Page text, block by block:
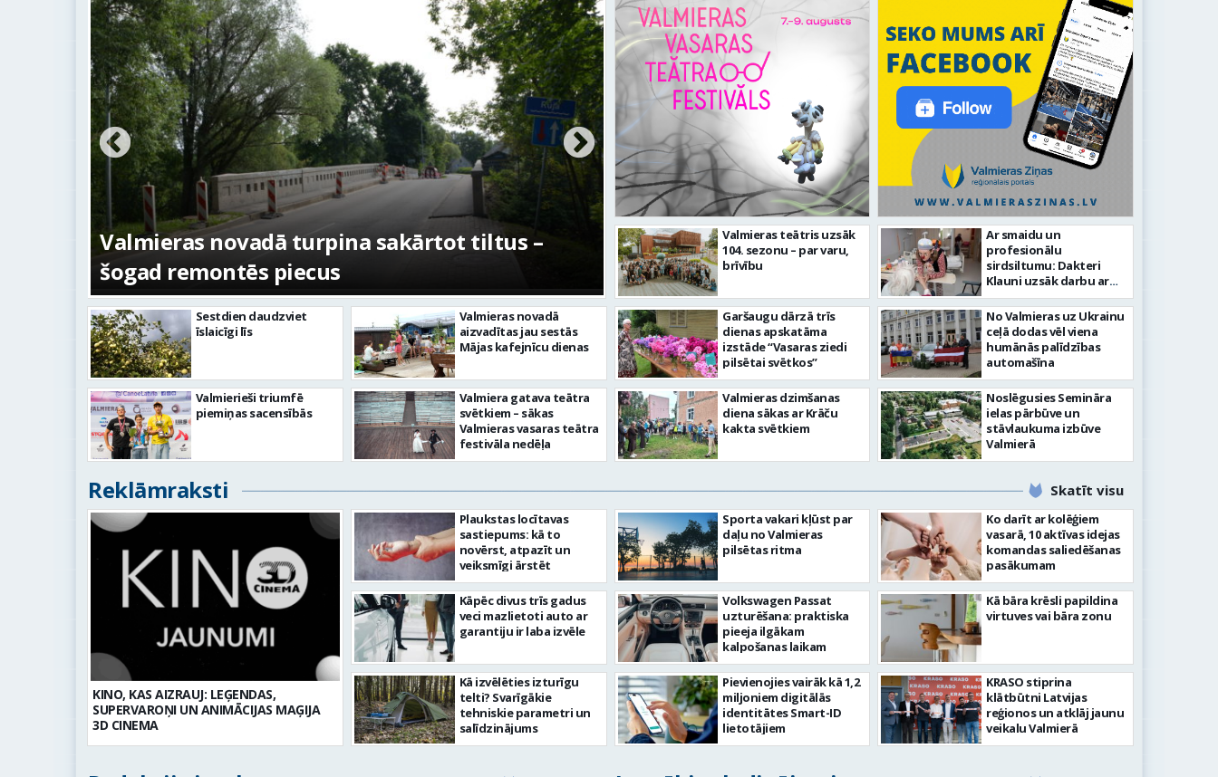
Valmieras novadā turpina sakārtot tiltus –
šogad remontēs piecus
No pagaidu teātra līdz laikmetīgās kultūras
centram – kā attīstīsies “Kurtuve”
Sestdien daudzviet
īslaicīgi līs
Valmierieši triumfē
piemiņas sacensībās
Valmieras novadā
aizvadītas jau sestās
Mājas kafejnīcu dienas
Valmiera gatava teātra
svētkiem – sākas
Valmieras vasaras teātra
festivāla nedēļa
Valmieras teātris uzsāk
104. sezonu – par varu,
brīvību
Garšaugu dārzā trīs
dienas apskatāma
izstāde “Vasaras ziedi
pilsētai svētkos”
Valmieras dzimšanas
diena sākas ar Krāču
kakta svētkiem
Ar smaidu un
profesionālu
sirdsiltumu: Dakteri
Klauni uzsāk darbu ar
senioriem Vidzemes
slimnīcā
No Valmieras uz Ukrainu
ceļā dodas vēl viena
humānās palīdzības
automašīna
Noslēgusies Semināra
ielas pārbūve un
stāvlaukuma izbūve
Valmierā
Reklāmraksti Skatīt visu
KINO, KAS AIZRAUJ: LEĢENDAS,
SUPERVAROŅI UN ANIMĀCIJAS MAĢIJA
3D CINEMA
Plaukstas locītavas
sastiepums: kā to
novērst, atpazīt un
veiksmīgi ārstēt
Kāpēc divus trīs gadus
veci mazlietoti auto ar
garantiju ir laba izvēle
Kā izvēlēties izturīgu
telti? Svarīgākie
tehniskie parametri un
salīdzinājums
Sporta vakari kļūst par
daļu no Valmieras
pilsētas ritma
Volkswagen Passat
uzturēšana: praktiska
pieeja ilgākam
kalpošanas laikam
Pievienojies vairāk kā 1,2
miljoniem digitālās
identitātes Smart-ID
lietotājiem
Ko darīt ar kolēģiem
vasarā, 10 aktīvas idejas
komandas saliedēšanas
pasākumam
Kā bāra krēsli papildina
virtuves vai bāra zonu
KRASO stiprina
klātbūtni Latvijas
reģionos un atklāj jaunu
veikalu Valmierā